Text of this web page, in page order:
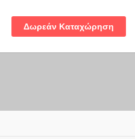
Δωρεάν Καταχώρηση